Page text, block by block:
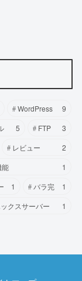
WordPress
9
5 FTP
3
レビュー
2
1
1 バラ完
1
クスサーバー 1